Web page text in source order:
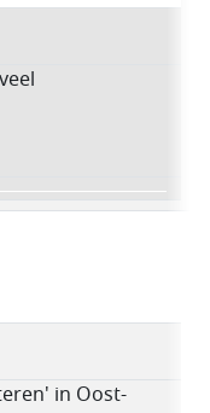
in Oost-